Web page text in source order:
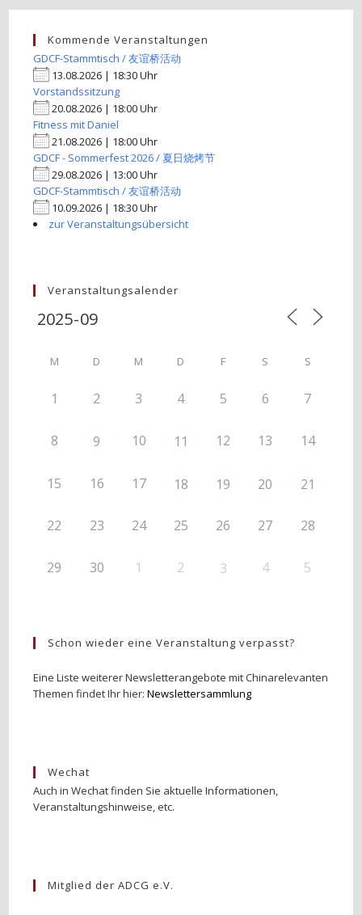
Kommende Veranstaltungen
GDCF-Stammtisch / 友谊桥活动
13.08.2026 | 18:30 Uhr
Vorstandssitzung
20.08.2026 | 18:00 Uhr
Fitness mit Daniel
21.08.2026 | 18:00 Uhr
GDCF - Sommerfest 2026 / 夏日烧烤节
29.08.2026 | 13:00 Uhr
GDCF-Stammtisch / 友谊桥活动
10.09.2026 | 18:30 Uhr
zur Veranstaltungsübersicht
Veranstaltungsalender
M D M D F S S
1 2 3 4 5 6 7
8 9 10 11 12 13 14
15 16 17 18 19 20 21
22 23 24 25 26 27 28
29 30 1 2 3 4 5
Schon wieder eine Veranstaltung verpasst?
Eine Liste weiterer Newsletterangebote mit Chinarelevanten
Themen findet Ihr hier:Newslettersammlung
Wechat
Auch in Wechat finden Sie aktuelle Informationen,
Veranstaltungshinweise, etc.
Mitglied der ADCG e.V.